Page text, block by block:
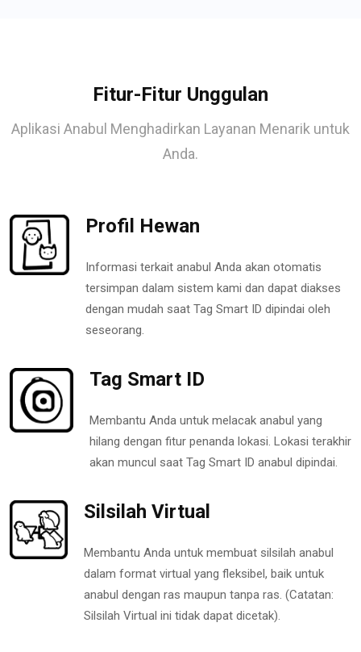
Fitur-Fitur Unggulan
Aplikasi Anabul Menghadirkan Layanan Menarik untuk
Anda.
Profil Hewan
Informasi terkait anabul Anda akan otomatis
tersimpan dalam sistem kami dan dapat diakses
dengan mudah saat Tag Smart ID dipindai oleh
seseorang.
Tag Smart ID
Membantu Anda untuk melacak anabul yang
hilang dengan fitur penanda lokasi. Lokasi terakhir
akan muncul saat Tag Smart ID anabul dipindai.
Silsilah Virtual
Membantu Anda untuk membuat silsilah anabul
dalam format virtual yang fleksibel, baik untuk
anabul dengan ras maupun tanpa ras. (Catatan:
Silsilah Virtual ini tidak dapat dicetak).